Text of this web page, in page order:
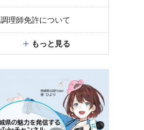
調理師免許について
もっと見る